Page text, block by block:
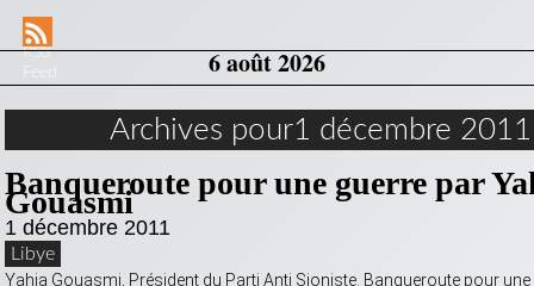
RSS
6 août 2026
Archives pour1 décembre 2011
Banqueroute pour une guerre par
Gouasmi
1 décembre 2011
Libye
Yahia Gouasmi, Président du Parti Anti Sioniste. Banqueroute pour une